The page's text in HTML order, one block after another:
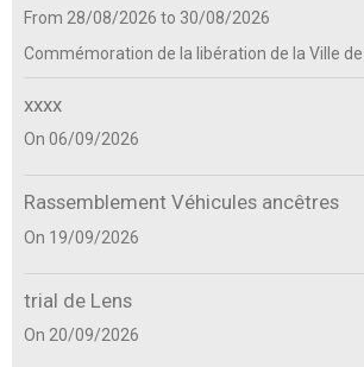
From 28/08/2026 to 30/08/2026
Commémoration de la libération de la Ville
xxxx
On 06/09/2026
Rassemblement Véhicules ancêtres
On 19/09/2026
trial de Lens
On 20/09/2026